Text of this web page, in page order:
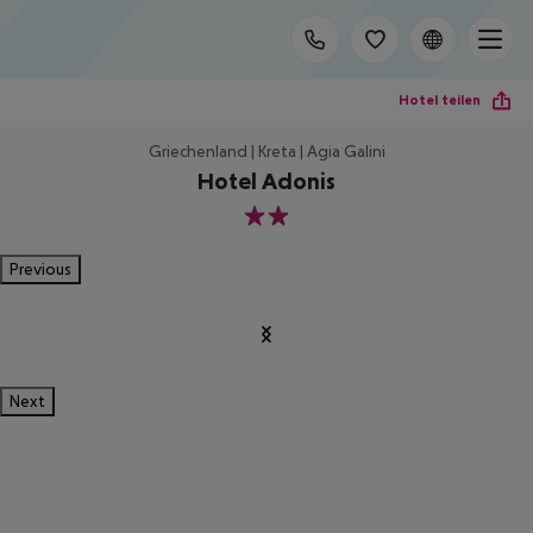
Hotel teilen
Griechenland | Kreta | Agia Galini
Hotel Adonis
2
Previous
Next